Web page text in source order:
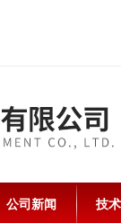
公司新闻 技